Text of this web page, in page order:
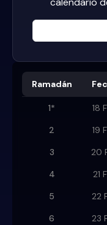
Ramadán
1* 18
2
19
3
20
4
21
5
22
6
23